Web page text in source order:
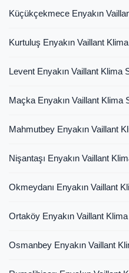
Küçükçekmece Enyakın
Kurtuluş Enyakın Vaillant
Levent Enyakın Vaillant Klima
Maçka Enyakın Vaillant Klima
Mahmutbey Enyakın Vaillant
Nişantaşı Enyakın Vaillant
Okmeydanı Enyakın Vaillant
Ortaköy Enyakın Vaillant
Osmanbey Enyakın Vaillant